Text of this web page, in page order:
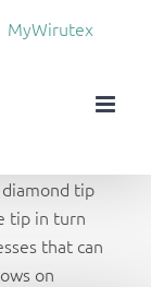
MyWirutex
tip
tip in turn
that can
on